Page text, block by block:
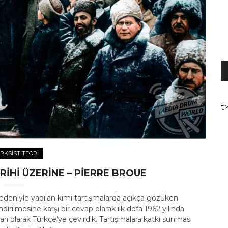
TEORI
ÜZERINE – PIERRE BROUE
yapılan kimi tartışmalarda açıkça gözüken
karşı bir cevap olarak ilk defa 1962 yılında
olarak Türkçe’ye çevirdik. Tartışmalara katkı sunması
t>